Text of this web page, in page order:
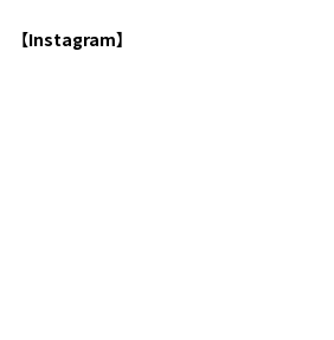
【Instagram】